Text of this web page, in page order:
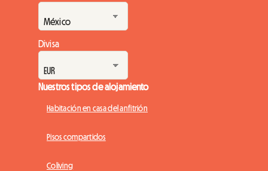
Divisa
Nuestros tipos de alojamiento
Habitación en casa del anfitrión
Pisos compartidos
Coliving